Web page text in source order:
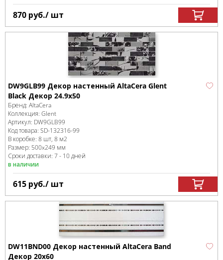
870 руб./ шт
DW9GLB99 Декор настенный AltaCera Glent
Black Декор 24.9х50
Бренд: AltaCera
Коллекция: Glent
Артикул: DW9GLB99
Код товара: SD-132316-99
В коробке: 8 шт, 8 м2
Размер: 500x249 мм
Сроки доставки: 7 - 10 дней
в наличии
615 руб./ шт
DW11BND00 Декор настенный AltaCera Band
Декор 20x60